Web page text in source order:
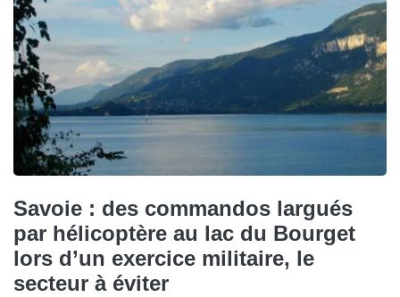
Savoie : des commandos largués
par hélicoptère au lac du Bourget
lors d’un exercice militaire, le
secteur à éviter